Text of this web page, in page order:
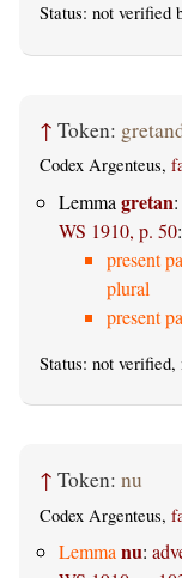
Status: not verified
↑ Token:
Codex Argenteus,
Lemma gretan:
WS 1910, p. 50:
present
plural
present
Status: not
↑ Token: nu
Codex Argenteus,
Lemma nu: